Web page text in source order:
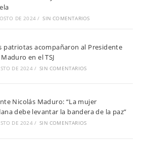
DE 2024 / SIN COMENTARIOS
patriotas acompañaron al Presidente
en el TSJ
DE 2024 / SIN COMENTARIOS
Nicolás Maduro: “La mujer
debe levantar la bandera de la paz”
DE 2024 / SIN COMENTARIOS